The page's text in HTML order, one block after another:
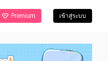
Premium เข้าสู่ระบบ